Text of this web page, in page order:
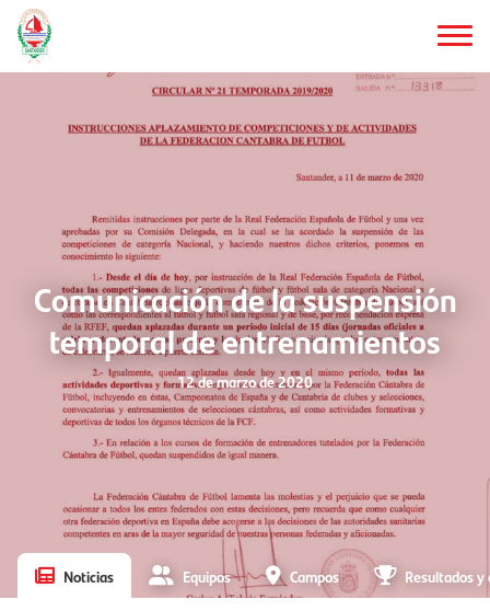
Saltar
al
contenido
Comunicación de la suspensión
temporal de entrenamientos
12 de marzo de 2020
Noticias Equipos Campos Resultados